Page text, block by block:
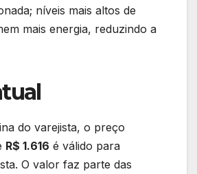
níveis mais altos de
mais energia, reduzindo a
do varejista, o preço
R$ 1.616 é válido para
O valor faz parte das